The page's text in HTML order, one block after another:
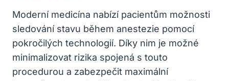
Moderní medicína nabízí pacientům možnosti
sledování stavu během anestezie pomocí
pokročilých technologií. Díky nim je možné
minimalizovat rizika spojená s touto
procedurou a zabezpečit maximální